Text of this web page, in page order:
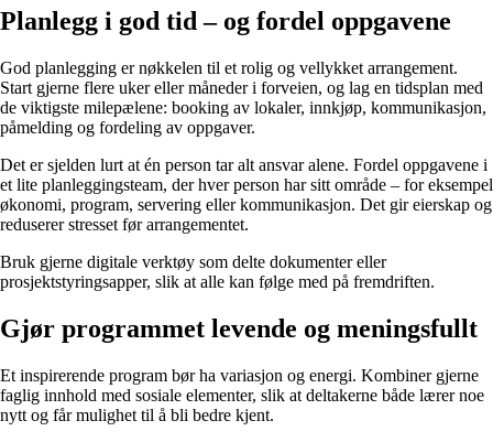
Planlegg i god tid – og fordel oppgavene
God planlegging er nøkkelen til et rolig og vellykket arrangement.
Start gjerne flere uker eller måneder i forveien, og lag en tidsplan med
de viktigste milepælene: booking av lokaler, innkjøp, kommunikasjon,
påmelding og fordeling av oppgaver.
Det er sjelden lurt at én person tar alt ansvar alene. Fordel oppgavene i
et lite planleggingsteam, der hver person har sitt område – for eksempel
økonomi, program, servering eller kommunikasjon. Det gir eierskap og
reduserer stresset før arrangementet.
Bruk gjerne digitale verktøy som delte dokumenter eller
prosjektstyringsapper, slik at alle kan følge med på fremdriften.
Gjør programmet levende og meningsfullt
Et inspirerende program bør ha variasjon og energi. Kombiner gjerne
faglig innhold med sosiale elementer, slik at deltakerne både lærer noe
nytt og får mulighet til å bli bedre kjent.